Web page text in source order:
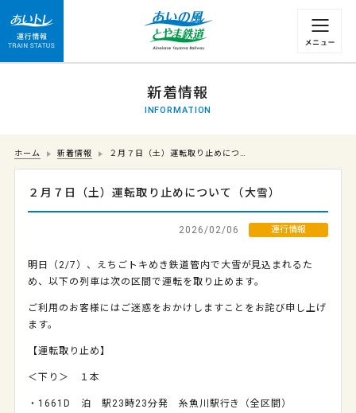
運行情報 列車の遅れ情報等についてはこちら
新着情報
INFORMATION
ホーム 新着情報 ２月７日（土）運転取り止めにつ…
２月７日（土）運転取り止めについて（大雪）
2026/02/06 運行情報
明日（2/7）、えちごトキめき鉄道管内で大雪が見込まれるた
め、以下の列車は次の区間で運転を取り止めます。
ご利用のお客様にはご迷惑をおかけしますことをお詫び申し上げ
ます。
【運転取り止め】
＜下り＞ １本
・1661D 泊 駅23時23分発 糸魚川駅行き（全区間）